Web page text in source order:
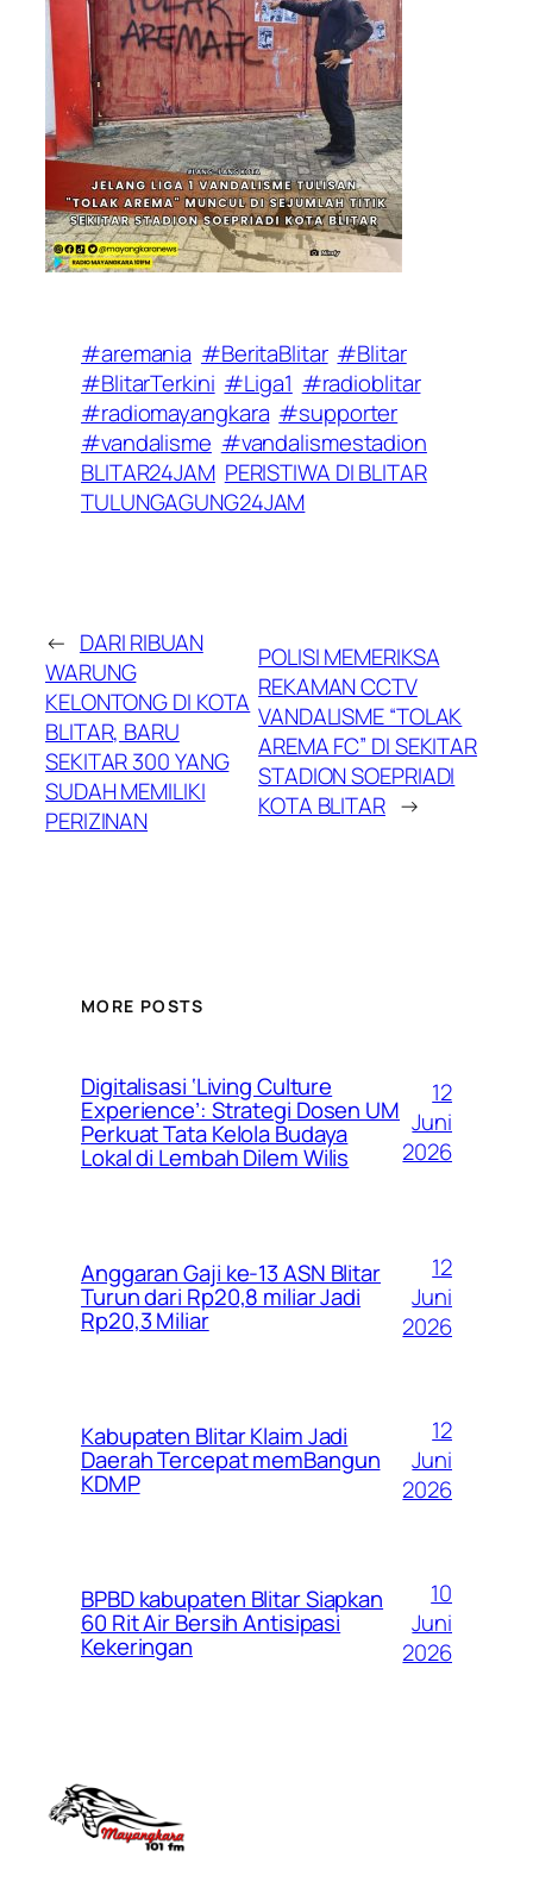
#aremania #BeritaBlitar #Blitar
#BlitarTerkini #Liga1 #radioblitar
#radiomayangkara #supporter
#vandalisme #vandalismestadion
BLITAR24JAM PERISTIWA DI BLITAR
TULUNGAGUNG24JAM
← DARI RIBUAN
WARUNG
KELONTONG DI KOTA
BLITAR, BARU
SEKITAR 300 YANG
SUDAH MEMILIKI
PERIZINAN
POLISI MEMERIKSA
REKAMAN CCTV
VANDALISME “TOLAK
AREMA FC” DI SEKITAR
STADION SOEPRIADI
KOTA BLITAR →
MORE POSTS
Digitalisasi ‘Living Culture
Experience’: Strategi Dosen UM
Perkuat Tata Kelola Budaya
Lokal di Lembah Dilem Wilis
12
Juni
2026
Anggaran Gaji ke-13 ASN Blitar
Turun dari Rp20,8 miliar Jadi
Rp20,3 Miliar
12
Juni
2026
Kabupaten Blitar Klaim Jadi
Daerah Tercepat memBangun
KDMP
12
Juni
2026
BPBD kabupaten Blitar Siapkan
60 Rit Air Bersih Antisipasi
Kekeringan
10
Juni
2026